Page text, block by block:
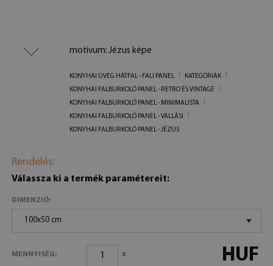
motívum: Jézus képe
KONYHAI ÜVEG HÁTFAL - FALI PANEL
KATEGÓRIÁK
KONYHAI FALBURKOLÓ PANEL - RETRO ÉS VINTAGE
KONYHAI FALBURKOLÓ PANEL - MINIMALISTA
KONYHAI FALBURKOLÓ PANEL - VALLÁSI
KONYHAI FALBURKOLÓ PANEL - JÉZUS
Rendelés:
Válassza ki a termék paramétereit:
DIMENZIÓ:
100x50 cm
MENNYISÉG: x HUF